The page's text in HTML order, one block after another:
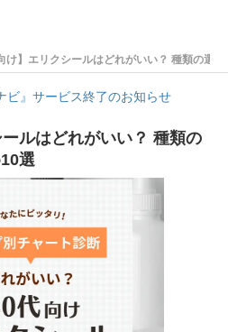
け】エリクシールはどれがいい？ 種類の選
ビ』サービス終了のお知らせ
ールはどれがいい？ 種類の
選